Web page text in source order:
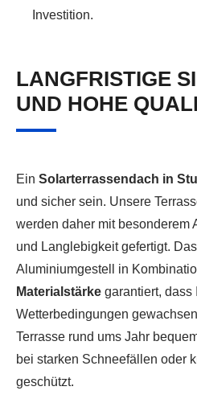
Investition.
LANGFRISTIGE
UND HOHE
Ein Solarterrassendach in
und sicher sein. Unsere
werden daher mit besonderem
und Langlebigkeit gefertigt.
Aluminiumgestell in
Materialstärke garantiert, dass
Wetterbedingungen
Terrasse rund ums Jahr
bei starken Schneefällen oder
geschützt.